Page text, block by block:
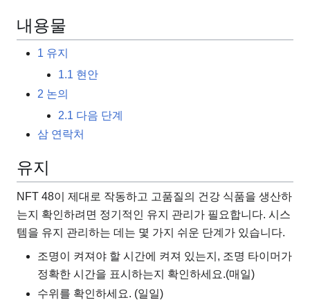
내용물
1 유지
1.1 현안
2 논의
2.1 다음 단계
삼 연락처
유지
NFT 48이 제대로 작동하고 고품질의 건강 식품을 생산하
는지 확인하려면 정기적인 유지 관리가 필요합니다. 시스
템을 유지 관리하는 데는 몇 가지 쉬운 단계가 있습니다.
조명이 켜져야 할 시간에 켜져 있는지, 조명 타이머가
정확한 시간을 표시하는지 확인하세요.(매일)
수위를 확인하세요. (일일)